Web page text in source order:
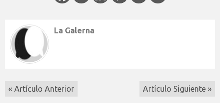
La Galerna
« Artículo Anterior Artículo Siguiente »